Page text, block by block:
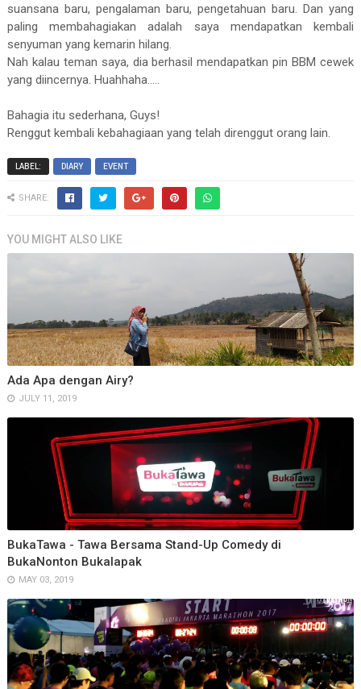
suansana baru, pengalaman baru, pengetahuan baru. Dan yang
paling membahagiakan adalah saya mendapatkan kembali
senyuman yang kemarin hilang.
Nah kalau teman saya, dia berhasil mendapatkan pin BBM cewek
yang diincernya. Huahhaha.....
Bahagia itu sederhana, Guys!
Renggut kembali kebahagiaan yang telah direnggut orang lain.
LABEL: DIARY EVENT
SHARE:
YOU MIGHT ALSO LIKE
Ada Apa dengan Airy?
JULY 11, 2019
BukaTawa - Tawa Bersama Stand-Up Comedy di
BukaNonton Bukalapak
MAY 03, 2019